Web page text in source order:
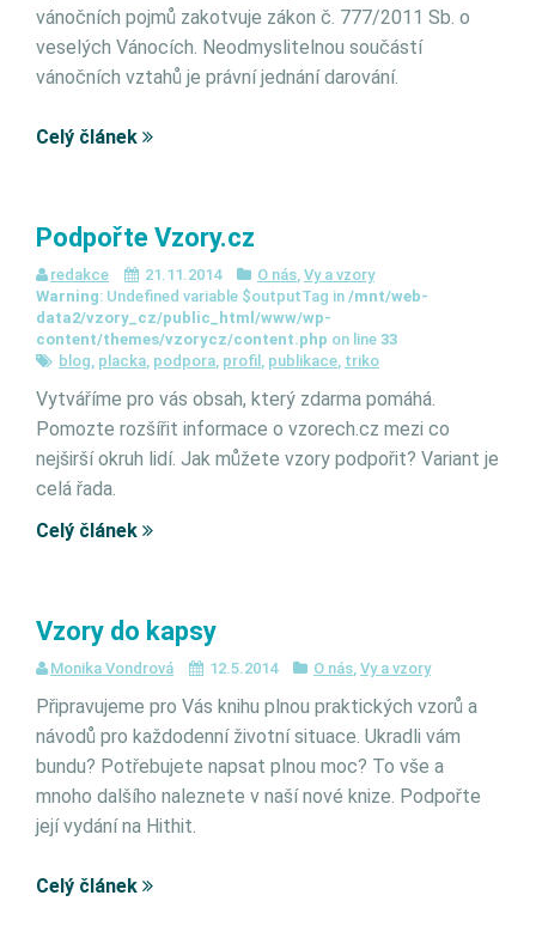
vánočních pojmů zakotvuje zákon č. 777/2011 Sb. o
veselých Vánocích. Neodmyslitelnou součástí
vánočních vztahů je právní jednání darování.
Celý článek
Podpořte Vzory.cz
redakce 21.11.2014 O nás, Vy a vzory
Warning: Undefined variable $outputTag in /mnt/web-
data2/vzory_cz/public_html/www/wp-
content/themes/vzorycz/content.php on line 33
blog, placka, podpora, profil , publikace, triko
Vytváříme pro vás obsah, který zdarma pomáhá.
Pomozte rozšířit informace o vzorech.cz mezi co
nejširší okruh lidí. Jak můžete vzory podpořit? Variant je
celá řada.
Celý článek
Vzory do kapsy
Monika Vondrová 12.5.2014 O nás, Vy a vzory
Připravujeme pro Vás knihu plnou praktických vzorů a
návodů pro každodenní životní situace. Ukradli vám
bundu? Potřebujete napsat plnou moc? To vše a
mnoho dalšího naleznete v naší nové knize. Podpořte
její vydání na Hithit.
Celý článek